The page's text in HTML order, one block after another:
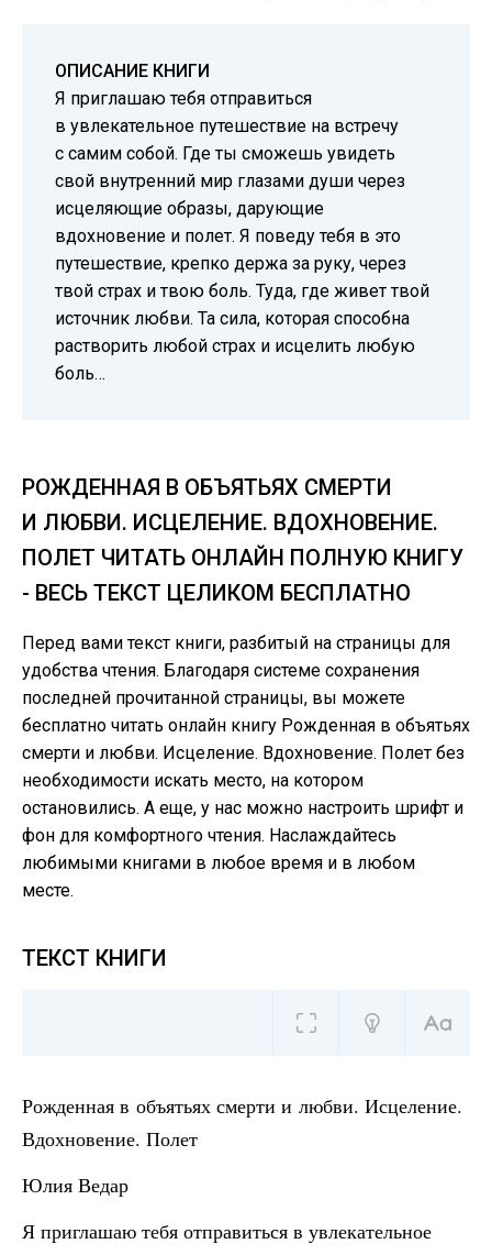
ОПИСАНИЕ КНИГИ
Я приглашаю тебя отправиться
в увлекательное путешествие на встречу
с самим собой. Где ты сможешь увидеть
свой внутренний мир глазами души через
исцеляющие образы, дарующие
вдохновение и полет. Я поведу тебя в это
путешествие, крепко держа за руку, через
твой страх и твою боль. Туда, где живет твой
источник любви. Та сила, которая способна
растворить любой страх и исцелить любую
боль…
РОЖДЕННАЯ В ОБЪЯТЬЯХ СМЕРТИ
И ЛЮБВИ. ИСЦЕЛЕНИЕ. ВДОХНОВЕНИЕ.
ПОЛЕТ ЧИТАТЬ ОНЛАЙН ПОЛНУЮ КНИГУ
- ВЕСЬ ТЕКСТ ЦЕЛИКОМ БЕСПЛАТНО
Перед вами текст книги, разбитый на страницы для
удобства чтения. Благодаря системе сохранения
последней прочитанной страницы, вы можете
бесплатно читать онлайн книгу Рожденная в объятьях
смерти и любви. Исцеление. Вдохновение. Полет без
необходимости искать место, на котором
остановились. А еще, у нас можно настроить шрифт и
фон для комфортного чтения. Наслаждайтесь
любимыми книгами в любое время и в любом
месте.
ТЕКСТ КНИГИ
Рожденная в объятьях смерти и любви. Исцеление.
Вдохновение. Полет
Юлия Ведар
Я приглашаю тебя отправиться в увлекательное